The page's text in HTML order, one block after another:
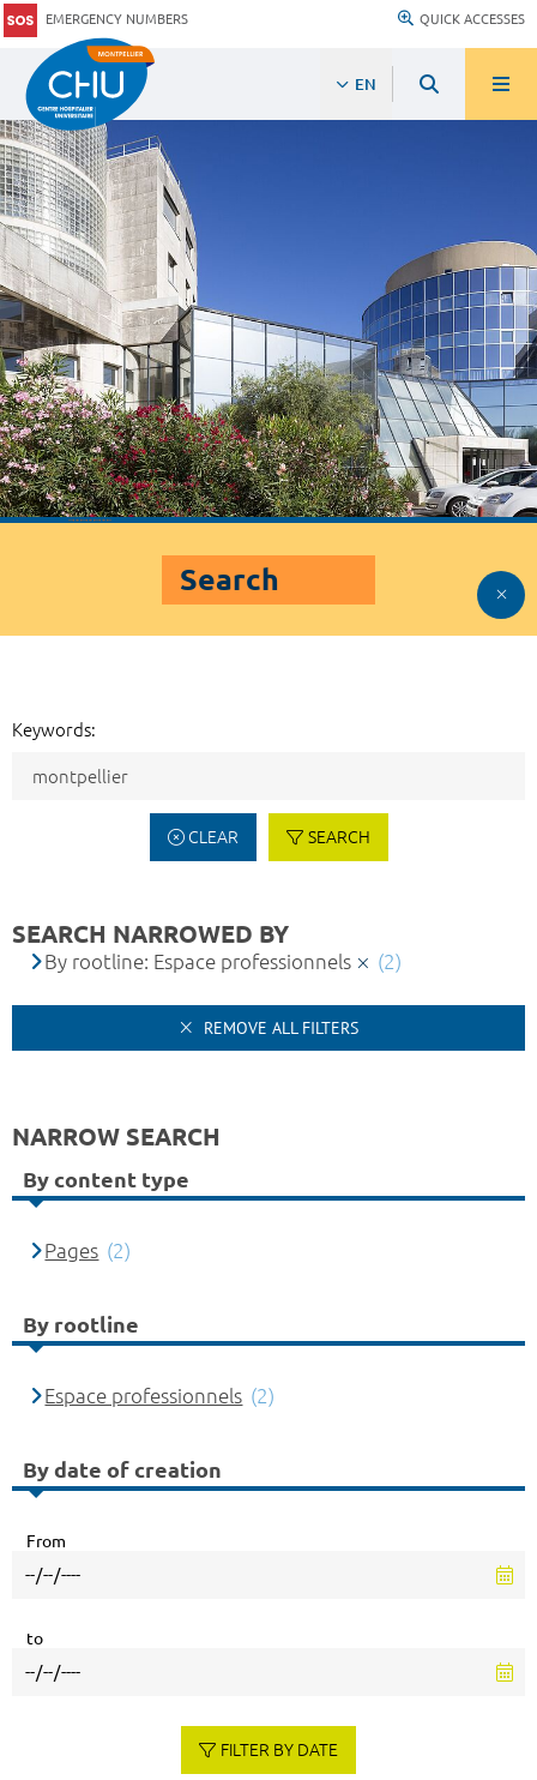
EMERGENCY NUMBERS QUICK ACCESSES
EN
Search
Keywords:
CLEAR SEARCH
SEARCH NARROWED BY
By rootline: Espace professionnels (2)
REMOVE ALL FILTERS
NARROW SEARCH
By content type
Pages (2)
By rootline
Espace professionnels (2)
By date of creation
From
to
FILTER BY DATE